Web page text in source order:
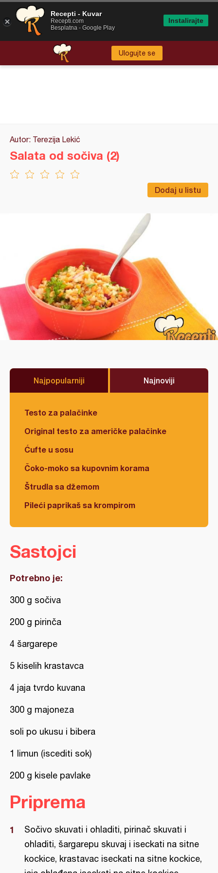
Ulogujte se
Autor: Terezija Lekić
Dodaj u listu
Salata od sočiva (2)
Najpopularniji Najnoviji
Testo za palačinke
Original testo za američke palačinke
Ćufte u sosu
Čoko-moko sa kupovnim korama
Štrudla sa džemom
Pileći paprikaš sa krompirom
Sastojci
Potrebno je:
300 g sočiva
200 g pirinča
4 šargarepe
5 kiselih krastavca
4 jaja tvrdo kuvana
300 g majoneza
soli po ukusu i bibera
1 limun (iscediti sok)
200 g kisele pavlake
Priprema
Sočivo skuvati i ohladiti, pirinač skuvati i
ohladiti, šargarepu skuvaj i iseckati na sitne
kockice, krastavac iseckati na sitne kockice,
Recepti - Kuvar
Recepti.com
Besplatna - Google Play
Instalirajte